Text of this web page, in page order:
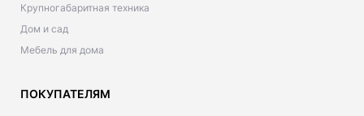
Крупногабаритная техника
Дом и сад
Мебель для дома
ПОКУПАТЕЛЯМ